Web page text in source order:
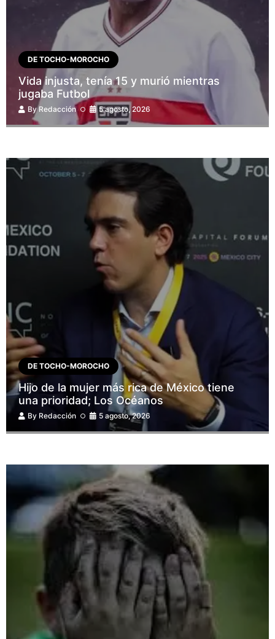
DE TOCHO-MOROCHO
Vida injusta, tenía 15 y murió mientras
jugaba Futbol
ByRedacción 5 agosto, 2026
DE TOCHO-MOROCHO
Hijo de la mujer más rica de México tiene
una prioridad; Los Océanos
By Redacción 5 agosto, 2026